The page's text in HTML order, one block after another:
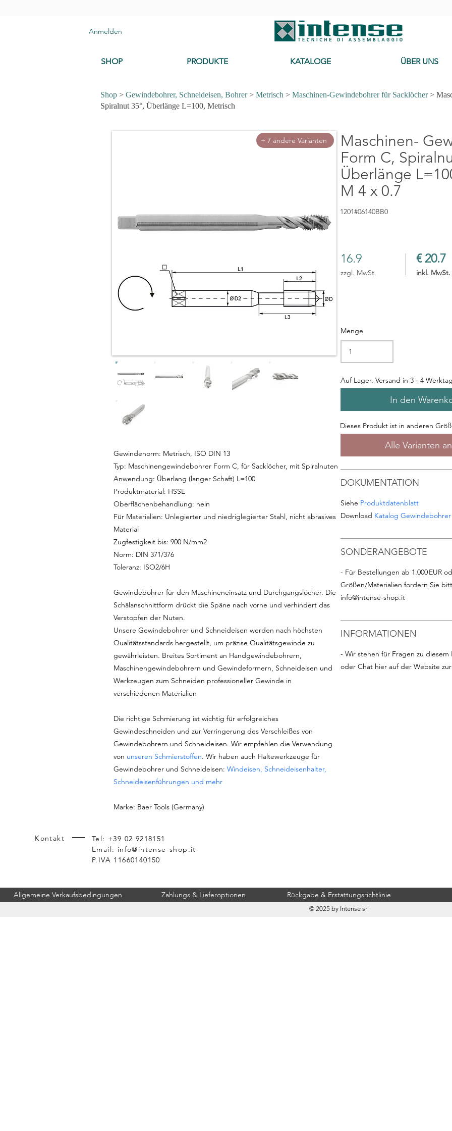
Anmelden
SHOP PRODUKTE KATALOGE ÜBER UNS
Cerca
Shop > Gewindebohrer, Schneideisen, Bohrer> Metrisch > Maschinen-Gewindebohrer für Sacklöcher>
Spiralnut 35°, Überlänge L=100, Metrisch
+ 7 andere Varianten
Gewindenorm: Metrisch, ISO DIN 13
Typ: Maschinengewindebohrer Form C, für Sacklöcher, mit Spiralnuten
Anwendung: Überlang (langer Schaft) L=100
Produktmaterial: HSSE
Oberflächenbehandlung: nein
Für Materialien: Unlegierter und niedriglegierter Stahl, nicht abrasives
Material
Zugfestigkeit bis: 900 N/mm2
Norm: DIN 371/376
Toleranz: ISO2/6H
Gewindebohrer für den Maschineneinsatz und Durchgangslöcher. Die
Schälanschnittform drückt die Späne nach vorne und verhindert das
Verstopfen der Nuten.
Unsere Gewindebohrer und Schneideisen werden nach höchsten
Qualitätsstandards hergestellt, um präzise Qualitätsgewinde zu
gewährleisten. Breites Sortiment an Handgewindebohrern,
Maschinengewindebohrern und Gewindeformern, Schneideisen und
Werkzeugen zum Schneiden professioneller Gewinde in
verschiedenen Materialien
Die richtige Schmierung ist wichtig für erfolgreiches
Gewindeschneiden und zur Verringerung des Verschleißes von
Gewindebohrern und Schneideisen. Wir empfehlen die Verwendung
von unseren Schmierstoffen. Wir haben auch Haltewerkzeuge für
Gewindebohrer und Schneideisen: Windeisen, Schneideisenhalter,
Schneideisenführungen und mehr
Marke: Baer Tools (Germany)
Maschinen-
Form C,
Überlänge
M 4 x 0.7
1201#06140BB0
16.9 € 20.7
zzgl. MwSt. inkl. MwSt.
Menge
Auf Lager. Versand in 3 - 4
In den
Dieses Produkt ist in anderen
Alle Varianten
DOKUMENTATION
Siehe Produktdatenblatt
Download Katalog
SONDERANGEBOTE
- Für Bestellungen ab 1.000 EUR
Größen/Materialien fordern Sie
info@intense-shop.it
INFORMATIONEN
- Wir stehen für Fragen zu diesem
oder Chat hier auf der Website
Kontakt
Tel: +39 02 9218151
Email: info@intense-shop.it
P.IVA 11660140150
Allgemeine Verkaufsbedingungen Zahlungs & Lieferoptionen Rückgabe & Erstattungsrichtlinie
© 2025 by Intense srl